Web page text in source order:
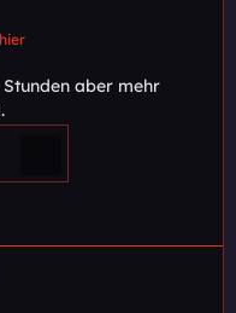
aber mehr